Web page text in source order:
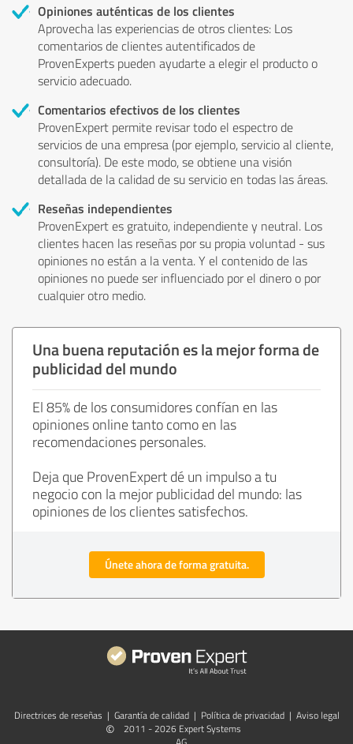
Opiniones auténticas de los clientes
Aprovecha las experiencias de otros clientes: Los
comentarios de clientes autentificados de
ProvenExperts pueden ayudarte a elegir el producto o
servicio adecuado.
Comentarios efectivos de los clientes
ProvenExpert permite revisar todo el espectro de
servicios de una empresa (por ejemplo, servicio al cliente,
consultoría). De este modo, se obtiene una visión
detallada de la calidad de su servicio en todas las áreas.
Reseñas independientes
ProvenExpert es gratuito, independiente y neutral. Los
clientes hacen las reseñas por su propia voluntad - sus
opiniones no están a la venta. Y el contenido de las
opiniones no puede ser influenciado por el dinero o por
cualquier otro medio.
Una buena reputación es la mejor forma de
publicidad del mundo
El 85% de los consumidores confían en las
opiniones online tanto como en las
recomendaciones personales.
Deja que ProvenExpert dé un impulso a tu
negocio con la mejor publicidad del mundo: las
opiniones de los clientes satisfechos.
Únete ahora de forma gratuita.
Directrices de reseñas | Garantía de calidad | Política de privacidad | Aviso legal
©
2011 - 2026 Expert Systems